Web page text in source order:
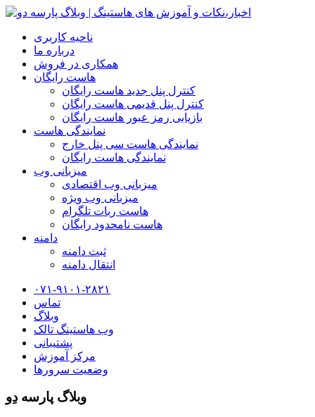
ناحیه کاربری
درباره ما
همکاری در فروش
هاست رایگان
کنترل پنل جدید هاست رایگان
کنترل پنل قدیمی هاست رایگان
بازیابی رمز عبور هاست رایگان
نمایندگی هاست
نمایندگی هاست سی پنل خارج
نمایندگی هاست رایگان
میزبانی وب
میزبانی وب اقتصادی
میزبانی وب ویژه
هاست ربات تلگرام
هاست نامحدود رایگان
دامنه
ثبت دامنه
انتقال دامنه
۰۷۱-۹۱۰۱-۲۸۲۱
تماس
وبلاگ
وب هاستینگ تالک
پشتیبانی
مرکز آموزش
وضعیت سرورها
وبلاگ پارسه دِو